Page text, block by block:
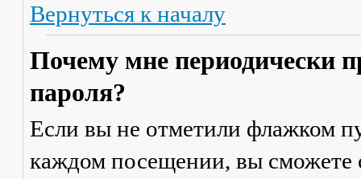
Вернуться к началу
Почему мне периодически
пароля?
Если вы не отметили флажком
каждом посещении, вы сможете